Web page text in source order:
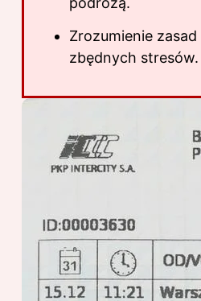
Zrozumienie
zbędnych stresów.